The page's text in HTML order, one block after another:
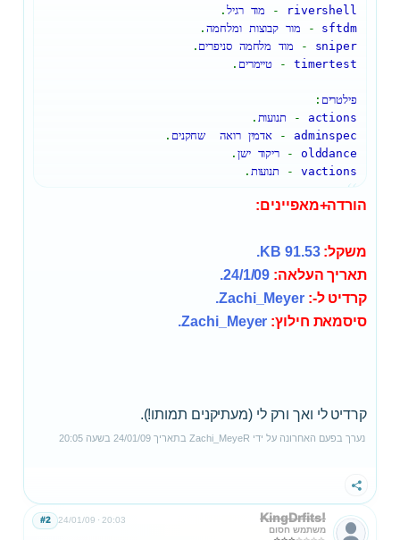
rivershell
- מוד רגיל .
sftdm
- מור קבוצות ומלחמה.
sniper
- מוד מלחמה סניפרים .
timertest
- טיימרים .
פילטרים :
actions
- תנועות .
adminspec
- אדמין רואה שחקנים .
olddance
- ריקוד ישן .
vactions
- תנועות .
הורדה+מאפיינים:
משקל:91.53 KB.
תאריך העלאה: 24/1/09.
קרדיט ל-: Zachi_Meyer.
סיסמאת חילוץ: Zachi_Meyer.
קרדיט לי ואך ורק לי (מעתיקנים תמותו!).
נערך בפעם האחרונה על ידי Zachi_MeyeR בתאריך 24/01/09 בשעה 20:05
שתף
KingDrfits!
משתמש חסום
24/01/09 20:03
#2